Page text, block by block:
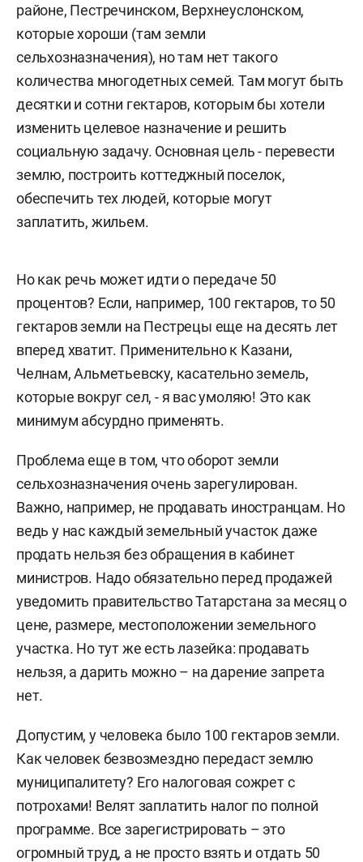
районе, Пестречинском, Верхнеуслонском,
которые хороши (там земли
сельхозназначения), но там нет такого
количества многодетных семей. Там могут быть
десятки и сотни гектаров, которым бы хотели
изменить целевое назначение и решить
социальную задачу. Основная цель - перевести
землю, построить коттеджный поселок,
обеспечить тех людей, которые могут
заплатить, жильем.
Но как речь может идти о передаче 50
процентов? Если, например, 100 гектаров, то 50
гектаров земли на Пестрецы еще на десять лет
вперед хватит. Применительно к Казани,
Челнам, Альметьевску, касательно земель,
которые вокруг сел, - я вас умоляю! Это как
минимум абсурдно применять.
Проблема еще в том, что оборот земли
сельхозназначения очень зарегулирован.
Важно, например, не продавать иностранцам. Но
ведь у нас каждый земельный участок даже
продать нельзя без обращения в кабинет
министров. Надо обязательно перед продажей
уведомить правительство Татарстана за месяц о
цене, размере, местоположении земельного
участка. Но тут же есть лазейка: продавать
нельзя, а дарить можно – на дарение запрета
нет.
Допустим, у человека было 100 гектаров земли.
Как человек безвозмездно передаст землю
муниципалитету? Его налоговая сожрет с
потрохами! Велят заплатить налог по полной
программе. Все зарегистрировать – это
огромный труд, а не просто взять и отдать 50